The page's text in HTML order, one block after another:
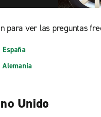
para ver las preguntas
España
Alemania
Unido